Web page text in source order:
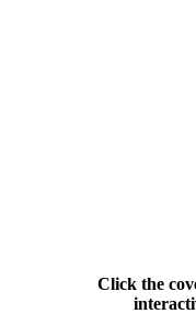
Click the